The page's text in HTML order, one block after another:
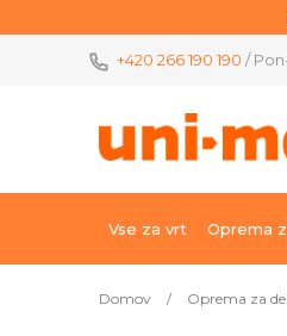
+420 266 190 190 /
Vse za vrt Oprema
Domov / Oprema za